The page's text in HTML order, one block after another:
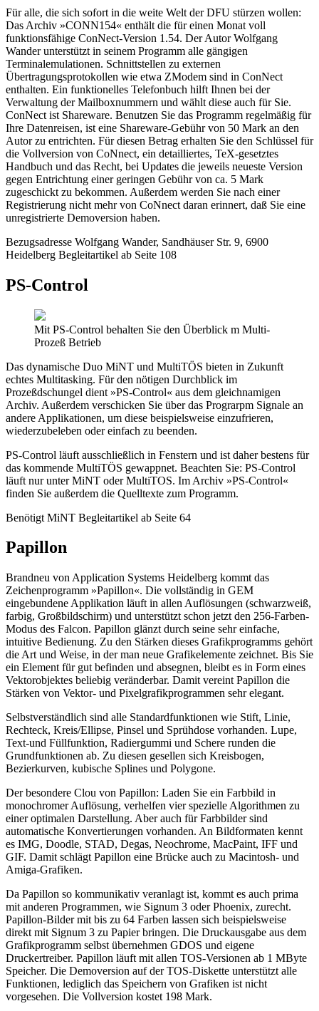
Für alle, die sich sofort in die weite Welt der DFU stürzen wollen:
Das Archiv »CONN154« enthält die für einen Monat voll
funktionsfähige ConNect-Version 1.54. Der Autor Wolfgang
Wander unterstützt in seinem Programm alle gängigen
Terminalemulationen. Schnittstellen zu externen
Übertragungsprotokollen wie etwa ZModem sind in ConNect
enthalten. Ein funktionelles Telefonbuch hilft Ihnen bei der
Verwaltung der Mailboxnummern und wählt diese auch für Sie.
ConNect ist Shareware. Benutzen Sie das Programm regelmäßig für
Ihre Datenreisen, ist eine Shareware-Gebühr von 50 Mark an den
Autor zu entrichten. Für diesen Betrag erhalten Sie den Schlüssel für
die Vollversion von CoNnect, ein detailliertes, TeX-gesetztes
Handbuch und das Recht, bei Updates die jeweils neueste Version
gegen Entrichtung einer geringen Gebühr von ca. 5 Mark
zugeschickt zu bekommen. Außerdem werden Sie nach einer
Registrierung nicht mehr von CoNnect daran erinnert, daß Sie eine
unregistrierte Demoversion haben.
Bezugsadresse Wolfgang Wander, Sandhäuser Str. 9, 6900
Heidelberg Begleitartikel ab Seite 108
PS-Control
Mit PS-Control behalten Sie den Überblick m Multi-
Prozeß Betrieb
Das dynamische Duo MiNT und MultiTÖS bieten in Zukunft
echtes Multitasking. Für den nötigen Durchblick im
Prozeßdschungel dient »PS-Control« aus dem gleichnamigen
Archiv. Außerdem verschicken Sie über das Prograrpm Signale an
andere Applikationen, um diese beispielsweise einzufrieren,
wiederzubeleben oder einfach zu beenden.
PS-Control läuft ausschließlich in Fenstern und ist daher bestens für
das kommende MultiTÖS gewappnet. Beachten Sie: PS-Control
läuft nur unter MiNT oder MultiTOS. Im Archiv »PS-Control«
finden Sie außerdem die Quelltexte zum Programm.
Benötigt MiNT Begleitartikel ab Seite 64
Papillon
Brandneu von Application Systems Heidelberg kommt das
Zeichenprogramm »Papillon«. Die vollständig in GEM
eingebundene Applikation läuft in allen Auflösungen (schwarzweiß,
farbig, Großbildschirm) und unterstützt schon jetzt den 256-Farben-
Modus des Falcon. Papillon glänzt durch seine sehr einfache,
intuitive Bedienung. Zu den Stärken dieses Grafikprogramms gehört
die Art und Weise, in der man neue Grafikelemente zeichnet. Bis Sie
ein Element für gut befinden und absegnen, bleibt es in Form eines
Vektorobjektes beliebig veränderbar. Damit vereint Papillon die
Stärken von Vektor- und Pixelgrafikprogrammen sehr elegant.
Selbstverständlich sind alle Standardfunktionen wie Stift, Linie,
Rechteck, Kreis/Ellipse, Pinsel und Sprühdose vorhanden. Lupe,
Text-und Füllfunktion, Radiergummi und Schere runden die
Grundfunktionen ab. Zu diesen gesellen sich Kreisbogen,
Bezierkurven, kubische Splines und Polygone.
Der besondere Clou von Papillon: Laden Sie ein Farbbild in
monochromer Auflösung, verhelfen vier spezielle Algorithmen zu
einer optimalen Darstellung. Aber auch für Farbbilder sind
automatische Konvertierungen vorhanden. An Bildformaten kennt
es IMG, Doodle, STAD, Degas, Neochrome, MacPaint, IFF und
GIF. Damit schlägt Papillon eine Brücke auch zu Macintosh- und
Amiga-Grafiken.
Da Papillon so kommunikativ veranlagt ist, kommt es auch prima
mit anderen Programmen, wie Signum 3 oder Phoenix, zurecht.
Papillon-Bilder mit bis zu 64 Farben lassen sich beispielsweise
direkt mit Signum 3 zu Papier bringen. Die Druckausgabe aus dem
Grafikprogramm selbst übernehmen GDOS und eigene
Druckertreiber. Papillon läuft mit allen TOS-Versionen ab 1 MByte
Speicher. Die Demoversion auf der TOS-Diskette unterstützt alle
Funktionen, lediglich das Speichern von Grafiken ist nicht
vorgesehen. Die Vollversion kostet 198 Mark.